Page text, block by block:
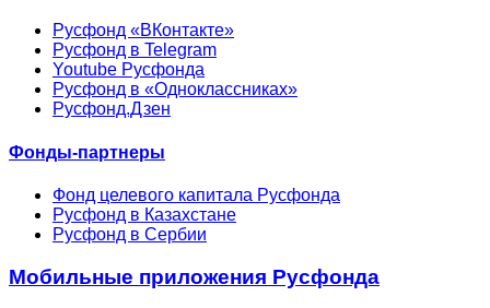
Русфонд «ВКонтакте»
Русфонд в Telegram
Youtube Русфонда
Русфонд в «Одноклассниках»
Русфонд.Дзен
Фонды-партнеры
Фонд целевого капитала Русфонда
Русфонд в Казахстане
Русфонд в Сербии
Мобильные приложения Русфонда